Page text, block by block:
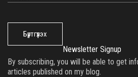
Бүртгүүлэх
Newsletter Signup
By subscribing, you will be able to get
articles published on my blog.